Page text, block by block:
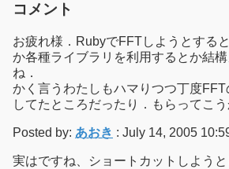
コメント
お疲れ様．RubyでFFTしようとする
か各種ライブラリを利用するとか結
ね．
かく言うわたしもハマりつつ丁度FFT
してたところだったり．もらってこ
Posted by: あおき : July 14, 2005
実はですね、ショートカットしよう